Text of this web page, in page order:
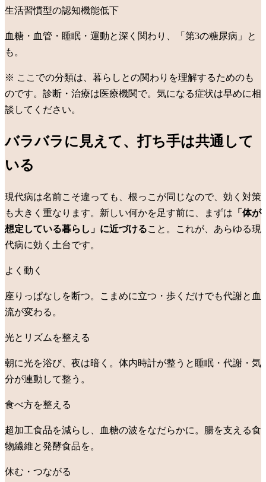
生活習慣型の認知機能低下
血糖・血管・睡眠・運動と深く関わり、「第3の糖尿病」と
も。
※ ここでの分類は、暮らしとの関わりを理解するためのも
のです。診断・治療は医療機関で。気になる症状は早めに相
談してください。
バラバラに見えて、打ち手は共通して
いる
現代病は名前こそ違っても、根っこが同じなので、効く対策
も大きく重なります。新しい何かを足す前に、まずは 「体が
想定している暮らし」に近づけること。これが、あらゆる現
代病に効く土台です。
よく動く
座りっぱなしを断つ。こまめに立つ・歩くだけでも代謝と血
流が変わる。
光とリズムを整える
朝に光を浴び、夜は暗く。体内時計が整うと睡眠・代謝・気
分が連動して整う。
食べ方を整える
超加工食品を減らし、血糖の波をなだらかに。腸を支える食
物繊維と発酵食品を。
休む・つながる